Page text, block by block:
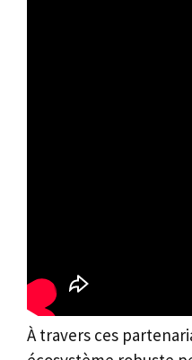
À travers ces